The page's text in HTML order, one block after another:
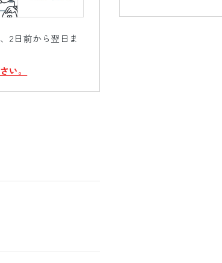
2日前から翌日ま
い。